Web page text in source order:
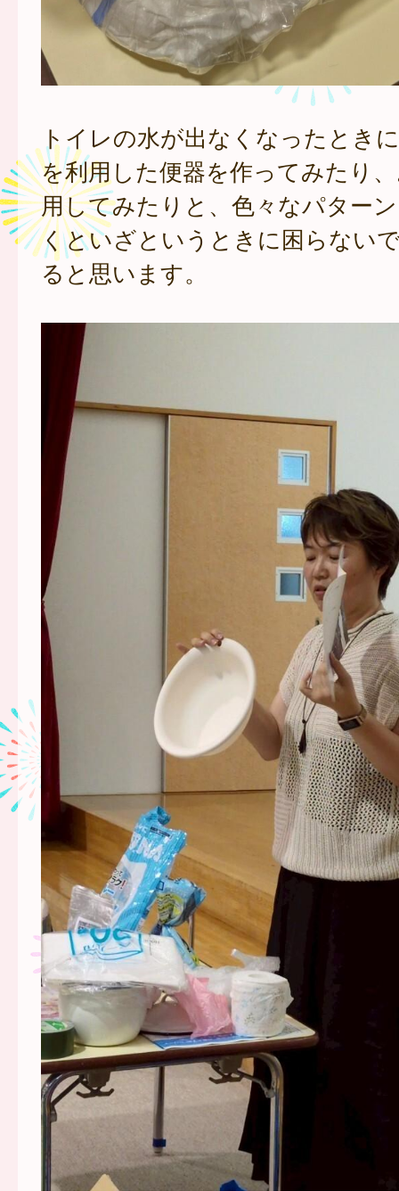
トイレの水が出なくなったとき
を利用した便器を作ってみたり
用してみたりと、色々なパター
くといざというときに困らない
ると思います。